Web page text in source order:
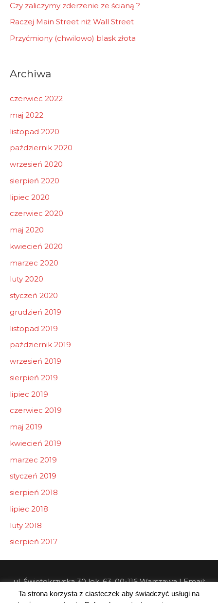
Czy zaliczymy zderzenie ze ścianą ?
Raczej Main Street niż Wall Street
Przyćmiony (chwilowo) blask złota
Archiwa
czerwiec 2022
maj 2022
listopad 2020
październik 2020
wrzesień 2020
sierpień 2020
lipiec 2020
czerwiec 2020
maj 2020
kwiecień 2020
marzec 2020
luty 2020
styczeń 2020
grudzień 2019
listopad 2019
październik 2019
wrzesień 2019
sierpień 2019
lipiec 2019
czerwiec 2019
maj 2019
kwiecień 2019
marzec 2019
styczeń 2019
sierpień 2018
lipiec 2018
luty 2018
sierpień 2017
ul. Świętokrzyska 30 lok. 63, 00-116 Warszawa | Email:
info@pw-consulting.pl
Ta strona korzysta z ciasteczek aby świadczyć usługi na